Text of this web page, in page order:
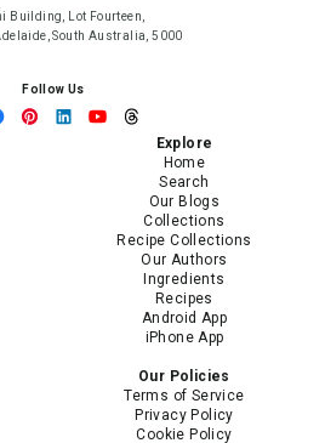
Building, Lot Fourteen,
South Australia, 5000
Follow Us
Explore
Home
Search
Our Blogs
Collections
Recipe Collections
Our Authors
Ingredients
Recipes
Android App
iPhone App
Our Policies
Terms of Service
Privacy Policy
Cookie Policy